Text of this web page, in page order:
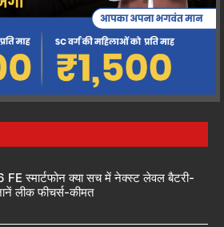
स्मार्टफोन क्या सच में नेक्स्ट लेवल बैटरी-
लीक फीचर्स-कीमत